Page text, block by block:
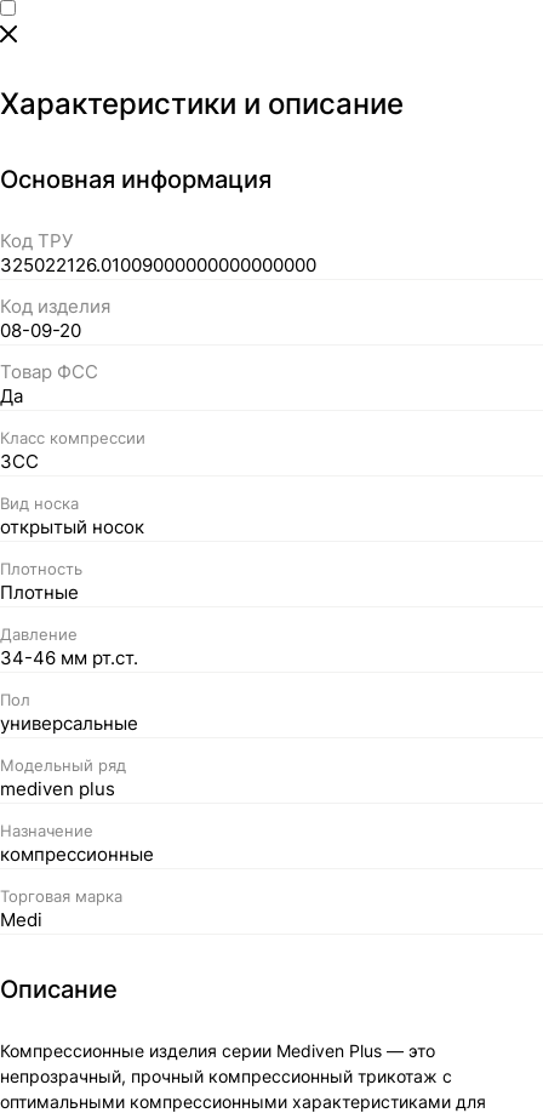
Характеристики и описание
Основная информация
Код ТРУ
325022126.01009000000000000000
Код изделия
08-09-20
Товар ФСС
Да
Класс компрессии
3СС
Вид носка
открытый носок
Плотность
Плотные
Давление
34-46 мм рт.ст.
Пол
универсальные
Модельный ряд
mediven plus
Назначение
компрессионные
Торговая марка
Medi
Описание
Компрессионные изделия серии Mediven Plus — это
непрозрачный, прочный компрессионный трикотаж с
оптимальными компрессионными характеристиками для